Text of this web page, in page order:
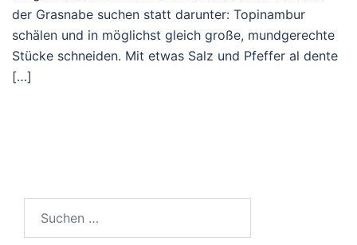
der Grasnabe suchen statt darunter: Topinambur
schälen und in möglichst gleich große, mundgerechte
Stücke schneiden. Mit etwas Salz und Pfeffer al dente
[…]
nach: